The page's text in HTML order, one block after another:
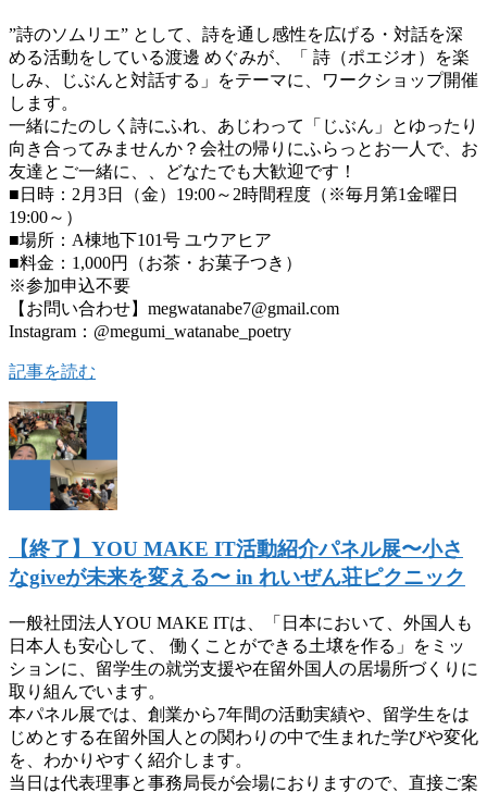
”詩のソムリエ” として、詩を通し感性を広げる・対話を深
める活動をしている渡邊 めぐみが、「 詩（ポエジオ）を楽
しみ、じぶんと対話する」をテーマに、ワークショップ開催
します。
一緒にたのしく詩にふれ、あじわって「じぶん」とゆったり
向き合ってみませんか？会社の帰りにふらっとお一人で、お
友達とご一緒に、、どなたでも大歓迎です！
■日時：2月3日（金）19:00～2時間程度（※毎月第1金曜日
19:00～）
■場所：A棟地下101号 ユウアヒア
■料金：1,000円（お茶・お菓子つき）
※参加申込不要
【お問い合わせ】megwatanabe7@gmail.com
Instagram：@megumi_watanabe_poetry
記事を読む
【終了】YOU MAKE IT活動紹介パネル展〜小さ
なgiveが未来を変える〜 in れいぜん荘ピクニック
一般社団法人YOU MAKE ITは、「日本において、外国人も
日本人も安心して、 働くことができる土壌を作る」をミッ
ションに、留学生の就労支援や在留外国人の居場所づくりに
取り組んでいます。
本パネル展では、創業から7年間の活動実績や、留学生をは
じめとする在留外国人との関わりの中で生まれた学びや変化
を、わかりやすく紹介します。
当日は代表理事と事務局長が会場におりますので、直接ご案